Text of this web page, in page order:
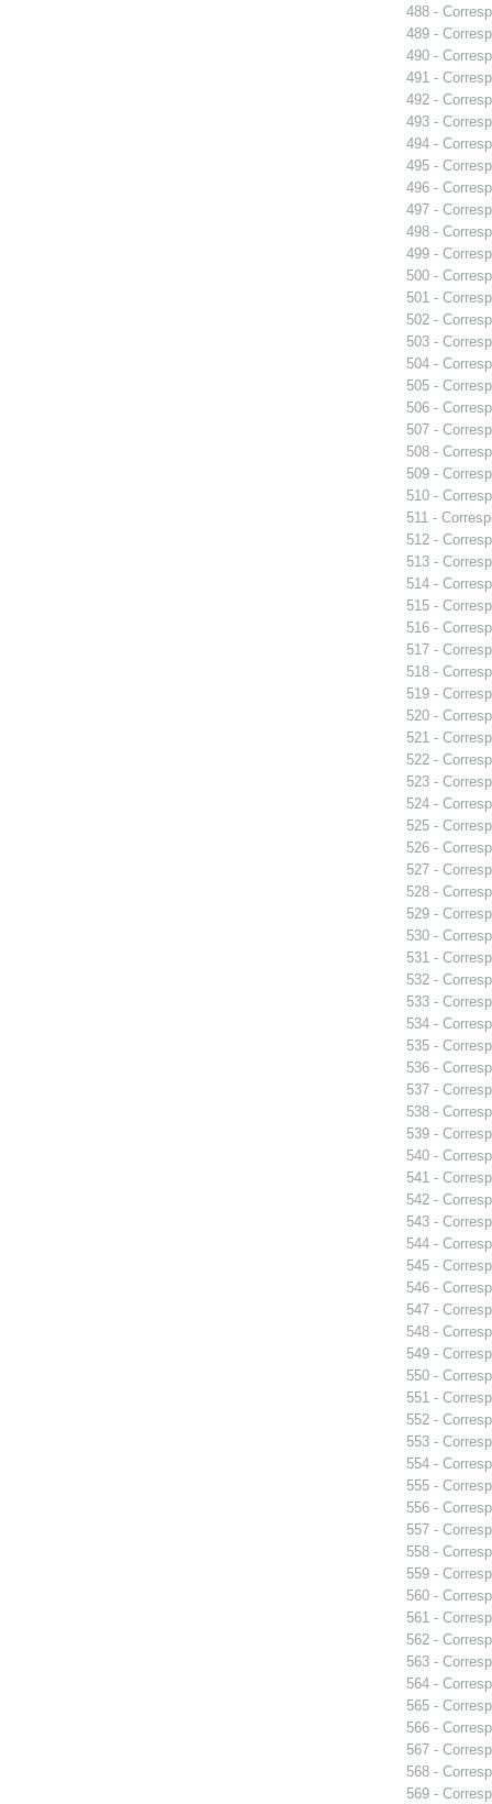
488 -
489 -
490 -
491 -
492 -
493 -
494 -
495 -
496 -
497 -
498 -
499 -
500 -
501 -
502 -
503 -
504 -
505 -
506 -
507 -
508 -
509 -
510 -
511 -
512 -
513 -
514 -
515 -
516 -
517 -
518 -
519 -
520 -
521 -
522 -
523 -
524 -
525 -
526 -
527 -
528 -
529 -
530 -
531 -
532 -
533 -
534 -
535 -
536 -
537 -
538 -
539 -
540 -
541 -
542 -
543 -
544 -
545 -
546 -
547 -
548 -
549 -
550 -
551 -
552 -
553 -
554 -
555 -
556 -
557 -
558 -
559 -
560 -
561 -
562 -
563 -
564 -
565 -
566 -
567 -
568 -
569 -